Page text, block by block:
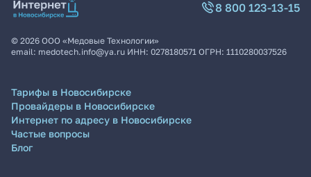
8 800 123-13-15
© 2026 ООО «Медовые Технологии»
email: medotech.info@ya.ru ИНН: 0278180571 ОГРН: 1110280037526
Тарифы в Новосибирске
Провайдеры в Новосибирске
Интернет по адресу в Новосибирске
Частые вопросы
Блог